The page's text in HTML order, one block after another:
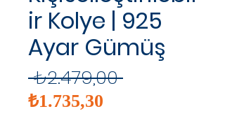
ir Kolye | 925
Ayar Gümüş
₺2.479,00 Normal
₺1.735,30